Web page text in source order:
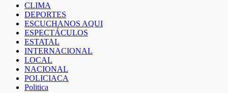
CLIMA
DEPORTES
ESCUCHANOS AQUI
ESPECTÁCULOS
ESTATAL
INTERNACIONAL
LOCAL
NACIONAL
POLICIACA
Politica